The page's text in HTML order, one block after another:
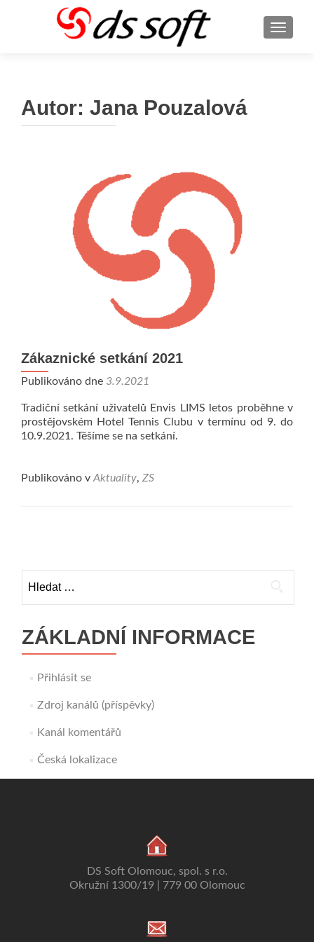
Autor: Jana Pouzalová
Zákaznické setkání 2021
Publikováno dne 3.9.2021
Tradiční setkání uživatelů Envis LIMS letos proběhne v
prostějovském Hotel Tennis Clubu v termínu od 9. do
10.9.2021. Těšíme se na setkání.
Publikováno v Aktuality, ZS
příspěvky
ZÁKLADNÍ INFORMACE
Přihlásit se
Zdroj kanálů (příspěvky)
Kanál komentářů
Česká lokalizace
DS Soft Olomouc, spol. s r.o.
Okružní 1300/19 | 779 00 Olomouc